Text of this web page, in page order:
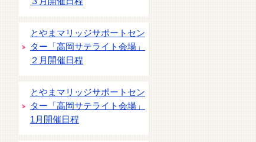
とやまマリッジサポートセン
ター「高岡サテライト会場」
２月開催日程
とやまマリッジサポートセン
ター「高岡サテライト会場」
1月開催日程